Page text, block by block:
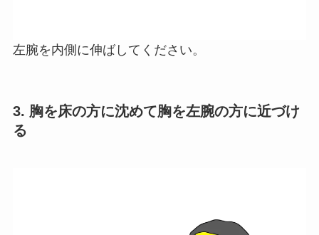
左腕を内側に伸ばしてください。
3. 胸を床の方に沈めて胸を左腕の方に近づけ
る